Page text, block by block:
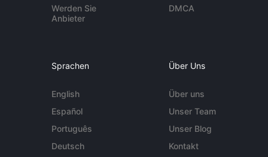
Werden Sie
Anbieter
DMCA
Sprachen
English
Español
Português
Deutsch
Über Uns
Über uns
Unser Team
Unser Blog
Kontakt